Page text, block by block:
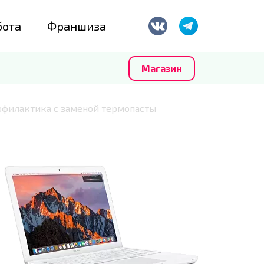
Франшиза
Магазин
с заменой термопасты